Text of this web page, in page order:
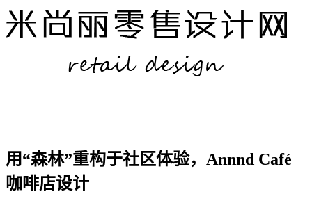
用“森林”重构于社区体验，Annnd Café
咖啡店设计